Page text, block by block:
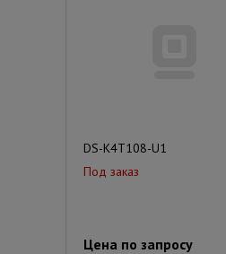
DS-K4T108-U1
Под заказ
Цена по запросу